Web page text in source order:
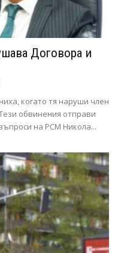
Договора и
когато тя наруши член
обвинения отправи
на РСМ Никола...